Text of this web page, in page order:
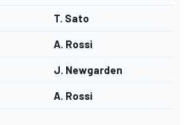
T. Sato
A. Rossi
J. Newgarden
A. Rossi